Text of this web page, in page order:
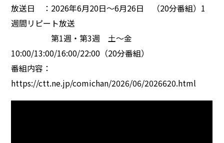
放送日 ：2026年6月20日〜6月26日 （20分番組）1
週間リピート放送
第1週・第3週 土～金
10:00/13:00/16:00/22:00（20分番組）
番組内容：
https://ctt.ne.jp/comichan/2026/06/2026620.html